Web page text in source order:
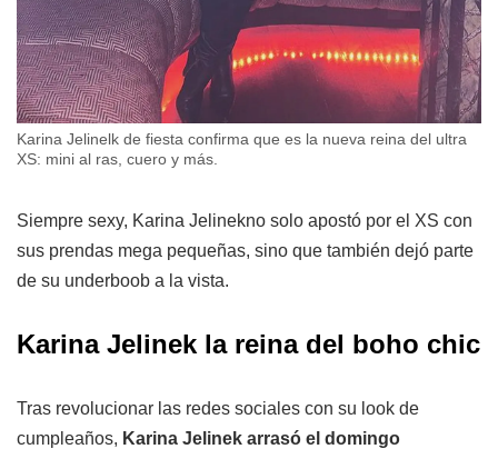
Karina Jelinelk de fiesta confirma que es la nueva reina del ultra
XS: mini al ras, cuero y más.
Siempre sexy, Karina Jelinekno solo apostó por el XS con
sus prendas mega pequeñas, sino que también dejó parte
de su underboob a la vista.
Karina Jelinek la reina del boho chic
Tras revolucionar las redes sociales con su look de
cumpleaños, Karina Jelinek arrasó el domingo